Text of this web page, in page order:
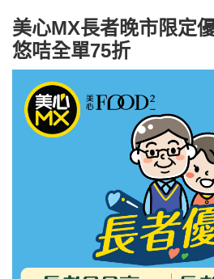
美心MX長者晚市限定
悠咭全單75折